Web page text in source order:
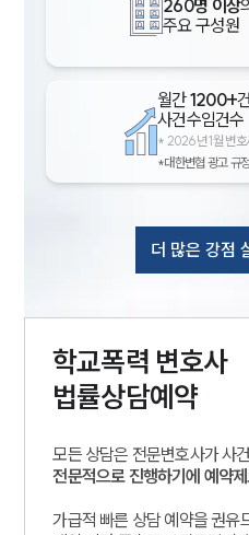
260명 이상
주요 구성원
월간1200+
사건수임건수
* 2026년 1월 변호
*대한변협 광고 규
더 많은 강점
학교폭력 변호사
법률상담예약
모든 상담은 전문변호사가 사
전문적으로 진행하기에 예약
가급적 빠른 상담 예약을 권유